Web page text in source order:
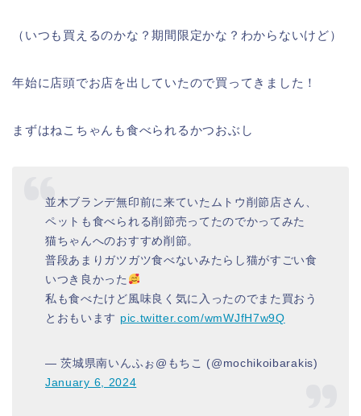
（いつも買えるのかな？期間限定かな？わからないけど）
年始に店頭でお店を出していたので買ってきました！
まずはねこちゃんも食べられるかつおぶし
並木ブランデ無印前に来ていたムトウ削節店さん、
ペットも食べられる削節売ってたのでかってみた
猫ちゃんへのおすすめ削節。
普段あまりガツガツ食べないみたらし猫がすごい食
いつき良かった
私も食べたけど風味良く気に入ったのでまた買おう
とおもいます pic.twitter.com/wmWJfH7w9Q
— 茨城県南いんふぉ@もちこ (@mochikoibarakis)
January 6, 2024